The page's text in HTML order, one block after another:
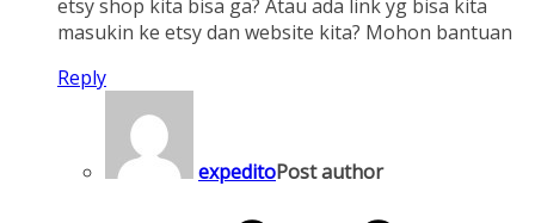
etsy shop kita bisa ga? Atau ada link yg bisa kita
masukin ke etsy dan website kita? Mohon bantuan
Reply
expeditoPost author